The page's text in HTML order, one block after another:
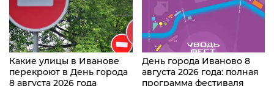
Какие улицы в Иванове
перекроют в День города
8 августа 2026 года
День города Иваново 8
августа 2026 года: полная
программа фестиваля